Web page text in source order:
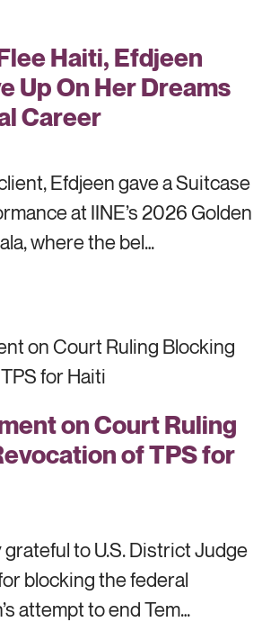
Haiti, Efdjeen
Up On Her Dreams
Career
Efdjeen gave a Suitcase
at IINE’s 2026 Golden
where the bel…
on Court Ruling
of TPS for
grateful to U.S. District Judge
blocking the federal
attempt to end Tem…